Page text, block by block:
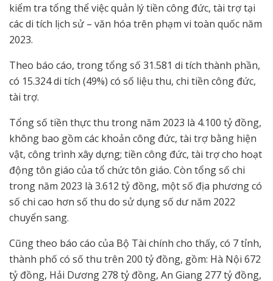
kiểm tra tổng thể việc quản lý tiền công đức, tài trợ tại
các di tích lịch sử – văn hóa trên phạm vi toàn quốc năm
2023.
Theo báo cáo, trong tổng số 31.581 di tích thành phần,
có 15.324 di tích (49%) có số liệu thu, chi tiền công đức,
tài trợ.
Tổng số tiền thực thu trong năm 2023 là 4.100 tỷ đồng,
không bao gồm các khoản công đức, tài trợ bằng hiện
vật, công trình xây dựng; tiền công đức, tài trợ cho hoạt
động tôn giáo của tổ chức tôn giáo. Còn tổng số chi
trong năm 2023 là 3.612 tỷ đồng, một số địa phương có
số chi cao hơn số thu do sử dụng số dư năm 2022
chuyển sang.
Cũng theo báo cáo của Bộ Tài chính cho thấy, có 7 tỉnh,
thành phố có số thu trên 200 tỷ đồng, gồm: Hà Nội 672
tỷ đồng, Hải Dương 278 tỷ đồng, An Giang 277 tỷ đồng,